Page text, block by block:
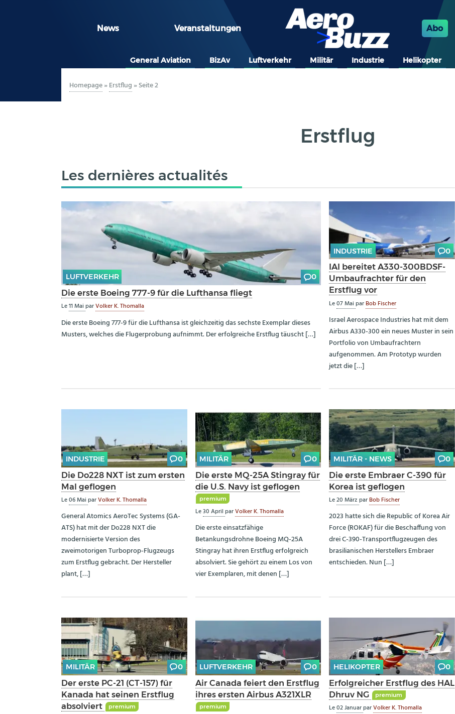
News Veranstaltungen Abo
General Aviation BizAv Luftverkehr Militär Industrie Helikopter
Homepage»Erstflug »Seite 2
Erstflug
Les dernières actualités
LUFTVERKEHR 0
Die erste Boeing 777-9 für die Lufthansa fliegt
Le11 Mai parVolker K. Thomalla
Die erste Boeing 777-9 für die Lufthansa ist gleichzeitig das sechste Exemplar dieses
Musters, welches die Flugerprobung aufnimmt. Der erfolgreiche Erstflug täuscht […]
INDUSTRIE 0
IAI bereitet A330-300BDSF-
Umbaufrachter für den
Erstflug vor
Le07 MaiparBob Fischer
Israel Aerospace Industries hat mit dem
Airbus A330-300 ein neues Muster in sein
Portfolio von Umbaufrachtern
aufgenommen. Am Prototyp wurden
jetzt die […]
INDUSTRIE 0
Die Do228 NXT ist zum ersten
Mal geflogen
Le06 Mai parVolker K. Thomalla
General Atomics AeroTec Systems (GA-
ATS) hat mit der Do228 NXT die
modernisierte Version des
zweimotorigen Turboprop-Flugzeugs
zum Erstflug gebracht. Der Hersteller
plant, […]
MILITÄR 0
Die erste MQ-25A Stingray für
die U.S. Navy ist geflogen
premium
Le30 April parVolker K. Thomalla
Die erste einsatzfähige
Betankungsdrohne Boeing MQ-25A
Stingray hat ihren Erstflug erfolgreich
absolviert. Sie gehört zu einem Los von
vier Exemplaren, mit denen […]
MILITÄR - NEWS 0
Die erste Embraer C-390 für
Korea ist geflogen
Le20 MärzparBob Fischer
2023 hatte sich die Republic of Korea Air
Force (ROKAF) für die Beschaffung von
drei C-390-Transportflugzeugen des
brasilianischen Herstellers Embraer
entschieden. Nun […]
MILITÄR 0
Der erste PC-21 (CT-157) für
Kanada hat seinen Erstflug
absolviert
premium
LUFTVERKEHR 0
Air Canada feiert den Erstflug
ihres ersten Airbus A321XLR
premium
HELIKOPTER 0
Erfolgreicher Erstflug des HAL
Dhruv NG
premium
Le02 JanuarparVolker K. Thomalla